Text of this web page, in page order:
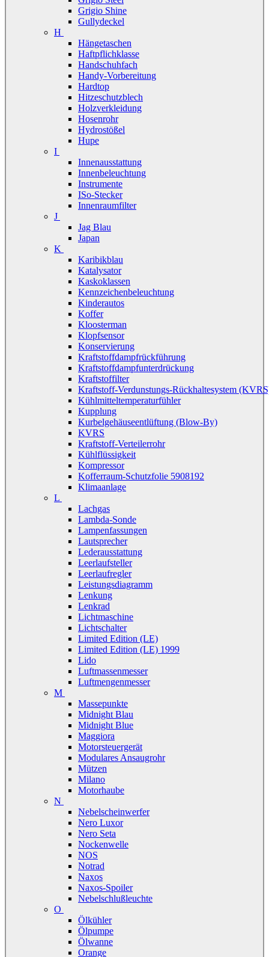
Grigio Shine
Gullydeckel
H
Hängetaschen
Haftpflichklasse
Handschuhfach
Handy-Vorbereitung
Hardtop
Hitzeschutzblech
Holzverkleidung
Hosenrohr
Hydrostößel
Hupe
I
Innenausstattung
Innenbeleuchtung
Instrumente
ISo-Stecker
Innenraumfilter
J
Jag Blau
Japan
K
Karibikblau
Katalysator
Kaskoklassen
Kennzeichenbeleuchtung
Kinderautos
Koffer
Kloosterman
Klopfsensor
Konservierung
Kraftstoffdampfrückführung
Kraftstoffdampfunterdrückung
Kraftstoffilter
Kraftstoff-Verdunstungs-Rückhaltesystem
Kühlmitteltemperaturfühler
Kupplung
Kurbelgehäuseentlüftung (Blow-By)
KVRS
Kraftstoff-Verteilerrohr
Kühlflüssigkeit
Kompressor
Kofferraum-Schutzfolie 5908192
Klimaanlage
L
Lachgas
Lambda-Sonde
Lampenfassungen
Lautsprecher
Lederausstattung
Leerlaufsteller
Leerlaufregler
Leistungsdiagramm
Lenkung
Lenkrad
Lichtmaschine
Lichtschalter
Limited Edition (LE)
Limited Edition (LE) 1999
Lido
Luftmassenmesser
Luftmengenmesser
M
Massepunkte
Midnight Blau
Midnight Blue
Maggiora
Motorsteuergerät
Modulares Ansaugrohr
Mützen
Milano
Motorhaube
N
Nebelscheinwerfer
Nero Luxor
Nero Seta
Nockenwelle
NOS
Notrad
Naxos
Naxos-Spoiler
Nebelschlußleuchte
O
Ölkühler
Ölpumpe
Ölwanne
Orange